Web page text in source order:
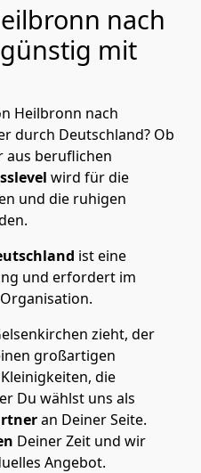
nach
mit
Heilbronn nach
durch Deutschland? Ob
aus beruflichen
wird für die
und die ruhigen
ist eine
und erfordert im
zieht, der
großartigen
die
Du wählst uns als
an Deiner Seite.
Deiner Zeit und wir
Angebot.